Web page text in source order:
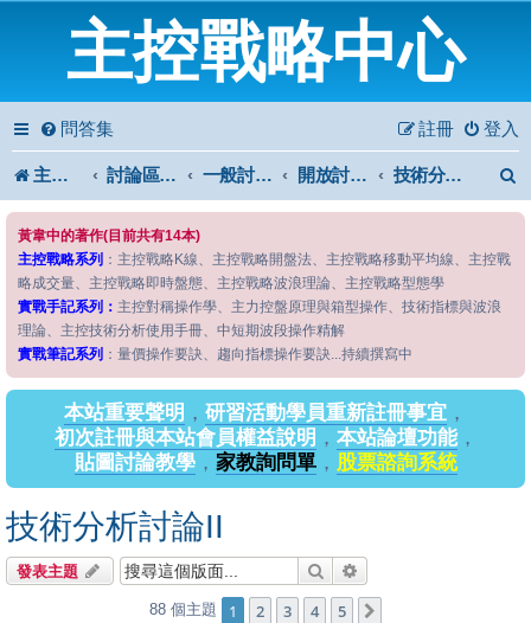
主控戰略中心
問答集 登入
註冊
主控戰略中心 討論區首頁 一般討論區 開放討論區 技術分析討論II
黃韋中的著作(目前共有14本)
主控戰略系列 ：主控戰略K線、主控戰略開盤法、主控戰略移動平均線、主控戰
略成交量、主控戰略即時盤態、主控戰略波浪理論、主控戰略型態學
實戰手記系列： 主控對稱操作學、主力控盤原理與箱型操作、技術指標與波浪
理論、主控技術分析使用手冊、中短期波段操作精解
實戰筆記系列 ：量價操作要訣、趨向指標操作要訣...持續撰寫中
本站重要聲明 ， 研習活動學員重新註冊事宜 ，
初次註冊與本站會員權益說明 ， 本站論壇功能，
貼圖討論教學， 家教詢問單， 股票諮詢系統
技術分析討論II
發表主題 搜尋
88 個主題 1 2 3 4 5